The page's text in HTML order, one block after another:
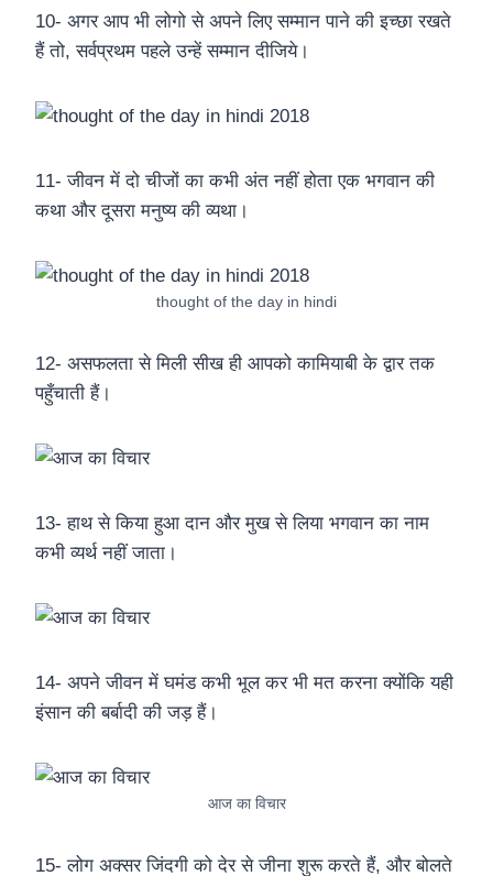
10- अगर आप भी लोगो से अपने लिए सम्मान पाने की इच्छा रखते
हैं तो, सर्वप्रथम पहले उन्हें सम्मान दीजिये।
11- जीवन में दो चीजों का कभी अंत नहीं होता एक भगवान की
कथा और दूसरा मनुष्य की व्यथा।
thought of the day in hindi
12- असफलता से मिली सीख ही आपको कामियाबी के द्वार तक
पहुँचाती हैं।
13- हाथ से किया हुआ दान और मुख से लिया भगवान का नाम
कभी व्यर्थ नहीं जाता।
14- अपने जीवन में घमंड कभी भूल कर भी मत करना क्योंकि यही
इंसान की बर्बादी की जड़ हैं।
आज का विचार
15- लोग अक्सर जिंदगी को देर से जीना शुरू करते हैं, और बोलते